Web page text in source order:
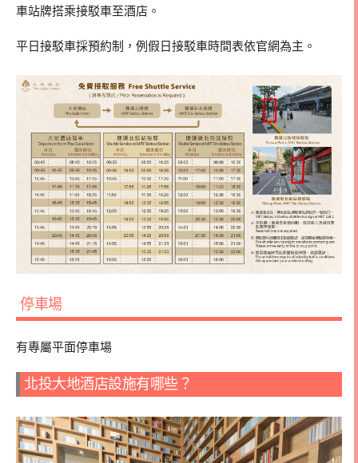
車站牌搭乘接駁車至酒店。
平日接駁車採預約制，例假日接駁車時間表依官網為主。
停車場
有專屬平面停車場
北投大地酒店設施有哪些？